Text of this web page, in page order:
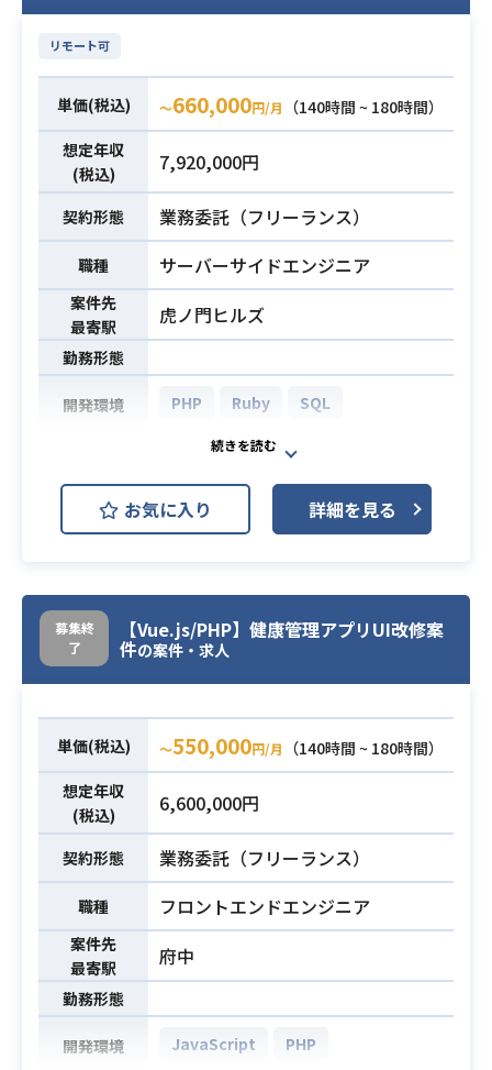
必須スキル
をお持ちの方
・要件定義のご経験
・設計書作成のご経験
・提案資料及び仕様書等の作成経験
リモート可
単価(税込) 〜660,000円/月
（140時間 ~ 180時間）
想定年収
(税込)
7,920,000円
契約形態 業務委託（フリーランス）
職種 サーバーサイドエンジニア
案件先
最寄駅
虎ノ門ヒルズ
勤務形態
開発環境 PHP Ruby SQL
SaaSプロダクトの新バージョンにつ
いて、バックエンドの新規開発を担
当頂きます。
大まかな仕様を元に、設計、製造、
採用技術は未定です。
新バージョンの開発で、開発エンジ
ニアが不足しているため、今回の募
集となりました。
必須スキル
・複数言語の開発経験3年以上
・基本設計～対応可能な方
※バックエンドのアークテクチャを
考慮しながら実装が出来る方（PGク
ラスだとNG）
・ビッグデータを扱った経験
※SQLもかなり触ります
・AWS環境、Linux、Gitを使った開
発経験
お気に入り 詳細を見る
募集終
了
【Vue.js/PHP】健康管理アプリUI改修案
件の案件・求人
単価(税込) 〜550,000円/月
（140時間 ~ 180時間）
想定年収
(税込)
6,600,000円
契約形態 業務委託（フリーランス）
職種 フロントエンドエンジニア
案件先
最寄駅
府中
勤務形態
開発環境 JavaScript PHP